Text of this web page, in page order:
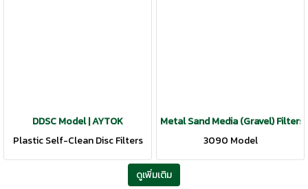
DDSC Model | AYTOK
Plastic Self-Clean Disc Filters
Metal Sand Media (Gravel) Filters
3090 Model
ดูเพิ่มเติม